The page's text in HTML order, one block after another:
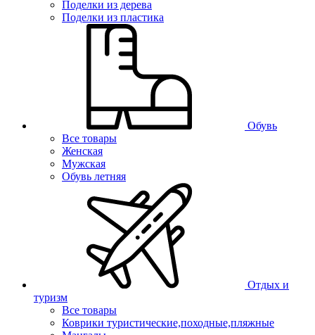
Поделки из дерева
Поделки из пластика
Обувь
Все товары
Женская
Мужская
Обувь летняя
Отдых и
туризм
Все товары
Коврики туристические,походные,пляжные